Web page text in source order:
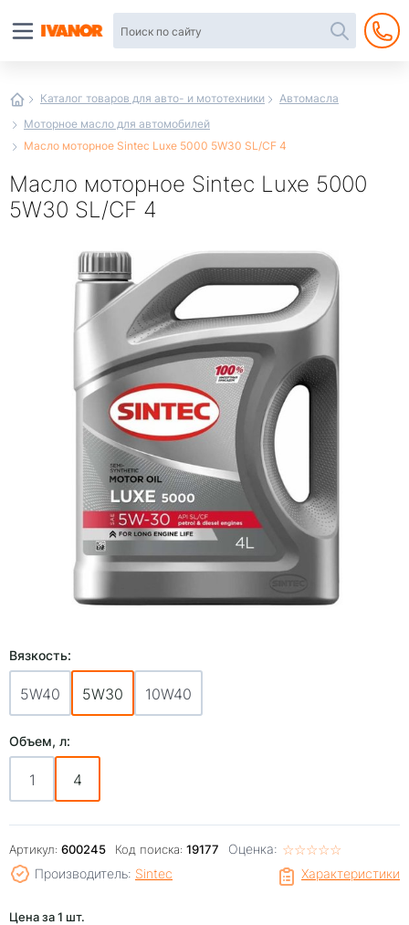
Каталог товаров для авто- и мототехники
Автомасла
Моторное масло для автомобилей
Масло моторное Sintec Luxe 5000 5W30 SL/CF 4
Масло моторное Sintec Luxe 5000
5W30 SL/CF 4
Вязкость:
5W40 5W30 10W40
Объем, л:
1 4
Артикул: 600245 Код поиска: 19177 Оценка: ☆☆☆☆☆
★★★★★
Характеристики
Производитель: Sintec
Цена за 1 шт.
интернет-